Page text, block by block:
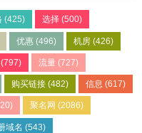
(425) 选择(500)
优惠(496) 机房 (426)
流量(727)
购买链接(482) 信息 (617)
聚名网 (2086)
域名 (543)